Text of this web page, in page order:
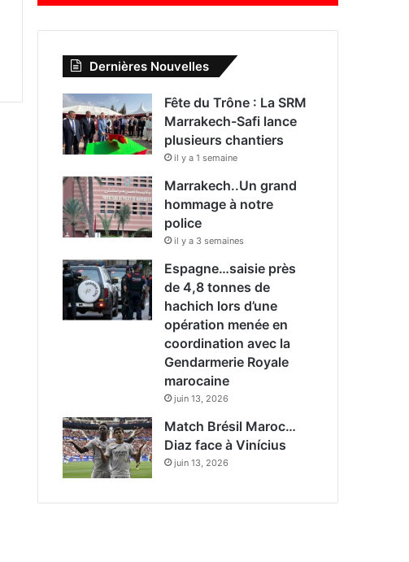
Dernières Nouvelles
Fête du Trône : La SRM
Marrakech-Safi lance
plusieurs chantiers
il y a 1 semaine
Marrakech..Un grand
hommage à notre
police
il y a 3 semaines
Espagne…saisie près
de 4,8 tonnes de
hachich lors d’une
opération menée en
coordination avec la
Gendarmerie Royale
marocaine
juin 13, 2026
Match Brésil Maroc…
Diaz face à Vinícius
juin 13, 2026